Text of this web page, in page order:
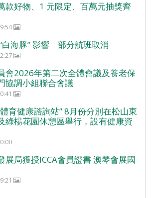
款好物、1 元限定、百萬元抽獎齊
白海豚” 影響 部分航班取消
會2026年第二次全體會議及養老保
協調小組聯合會議
育健康諮詢站” 8月份分別在松山東
綠楊花園休憩區舉行，設有健康資
展局獲授ICCA會員證書 澳琴會展國